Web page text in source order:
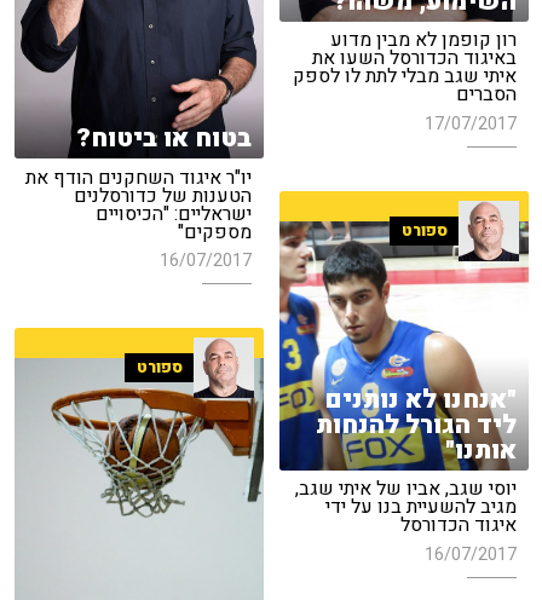
רון קופמן לא מבין מדוע
באיגוד הכדורסל השעו את
איתי שגב מבלי לתת לו לספק
הסברים
17/07/2017 בטוח או ביטוח?
יו"ר איגוד השחקנים הודף את
הטענות של כדורסלנים
ישראליים: "הכיסויים
מספקים"
16/07/2017
ספורט
"אנחנו לא נותנים
ליד הגורל להנחות
אותנו"
יוסי שגב, אביו של איתי שגב,
מגיב להשעיית בנו על ידי
איגוד הכדורסל
16/07/2017
ספורט